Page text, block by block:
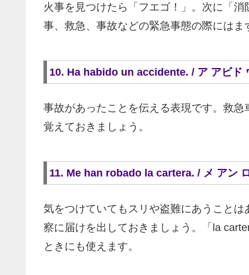
火事を見つけたら「フエゴ！」。次に「
事、救急、事故などの緊急事態の際にはま
10. Ha habido un accidente. / ア アビド
事故があったことを伝える表現です。救
覚えておきましょう。
11. Me han robado la cartera. / メ アン
気をつけていてもスリや盗難にあうこと
察に届けを出しておきましょう。「la
ときにも使えます。